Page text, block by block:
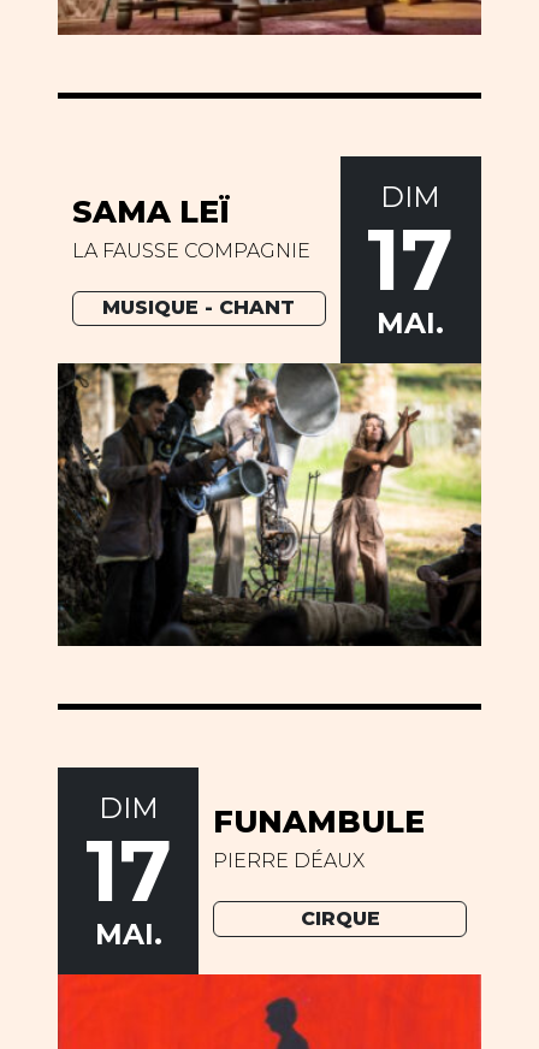
SAMA LEÏ
LA FAUSSE COMPAGNIE
MUSIQUE - CHANT
DIM
17
MAI.
FUNAMBULE
PIERRE DÉAUX
CIRQUE
DIM
17
MAI.